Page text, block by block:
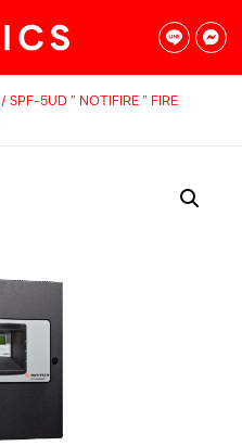
/ SPF-5UD ” NOTIFIRE ” FIRE